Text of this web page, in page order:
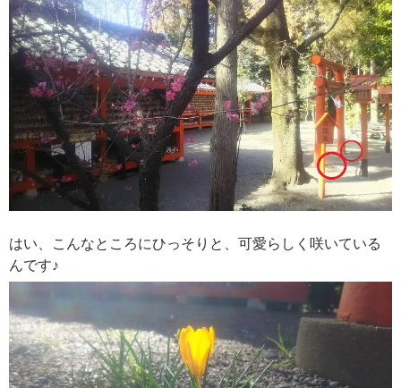
はい、こんなところにひっそりと、可愛らしく咲いている
んです♪